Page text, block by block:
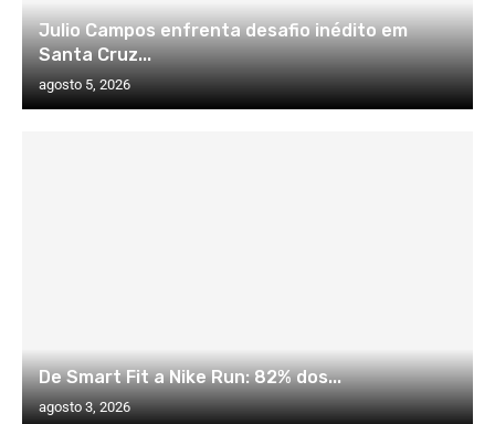
Julio Campos enfrenta desafio inédito em
Santa Cruz...
agosto 5, 2026
De Smart Fit a Nike Run: 82% dos...
agosto 3, 2026